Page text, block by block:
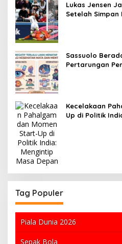
Lukas Jensen
Setelah Simpan
Sassuolo
Pertarungan
Kecelakaan
Up di Politik
Tag Populer
Piala Dunia 2026
Sepak Bola